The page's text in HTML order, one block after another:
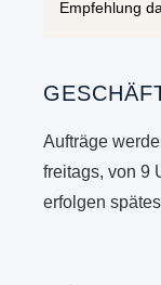
Empfehlung
Aufträge
freitags, von 9
erfolgen